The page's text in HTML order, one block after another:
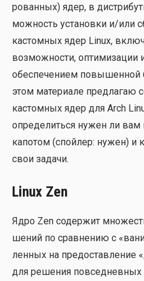
ро­ван­ных) ядер, в
мож­ность уста­нов­ки и/или
кастом­ных ядер Linux,
воз­мож­но­сти, опти­ми­за­ции
обес­пе­че­ни­ем повы­шен­ной
этом мате­ри­а­ле пред­ла­гаю
кастом­ных ядер для Arch
опре­де­лить­ся нужен ли
капо­том (спой­лер: нужен) и
свои зада­чи.
Linux Zen
Ядро Zen содер­жит
ше­ний по срав­не­нию с
лен­ных на предо­став­ле­ние
для реше­ния повсе­днев­ных